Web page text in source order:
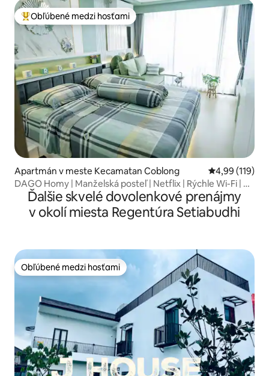
Najobľúbenejšie medzi hosťami
Obľúbené medzi hosťami
Apartmán v meste Kecamatan Coblong Priemerné
4,99 (119)
DAGO Homy | Manželská posteľ | Netflix | Rýchle Wi-Fi | 4
osoby
Ďalšie skvelé dovolenkové prenájmy
v okolí miesta Regentúra Setiabudhi
Obľúbené medzi hosťami
Obľúbené medzi hosťami